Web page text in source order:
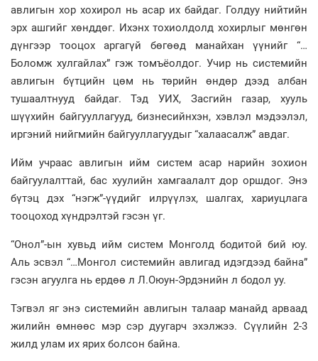
авлигын хор хохирол нь асар их байдаг. Голдуу нийтийн
эрх ашгийг хөнддөг. Ихэнх тохиолдолд хохирлыг мөнгөн
дүнгээр тооцох аргагүй бөгөөд манайхан үүнийг “…
Боломж хулгайлах” гэж томъёолдог. Учир нь системийн
авлигын бүтцийн цөм нь төрийн өндөр дээд албан
тушаалтнууд байдаг. Тэд УИХ, Засгийн газар, хууль
шүүхийн байгууллагууд, бизнесийнхэн, хэвлэл мэдээлэл,
иргэний нийгмийн байгууллагуудыг “халаасалж” авдаг.
Ийм учраас авлигын ийм систем асар нарийн зохион
байгуулалттай, бас хуулийн хамгаалалт дор оршдог. Энэ
бүтэц дэх “нэгж”-үүдийг илрүүлэх, шалгах, хариуцлага
тооцоход хүндрэлтэй гэсэн үг.
“Онол”-ын хувьд ийм систем Монголд бодитой бий юу.
Аль эсвэл “…Монгол системийн авлигад идэгдээд байна”
гэсэн агуулга нь ердөө л Л.Оюун-Эрдэнийн л бодол уу.
Тэгвэл яг энэ системийн авлигын талаар манайд арваад
жилийн өмнөөс мэр сэр дуугарч эхэлжээ. Сүүлийн 2-3
жилд улам их ярих болсон байна.